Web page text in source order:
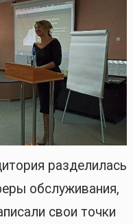
разделилась
обслуживания,
свои точки